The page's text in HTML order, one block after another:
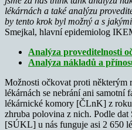
lékárnách a také analýzu
by tento krok byl možný a s
Smejkal, hlavní epidemiolog
Analýza proveditelnosti
Analýza nákladů a
Možnosti očkovat proti některým
lékárnách se nebrání ani samotní
lékárnické komory [ČLnK] z
zhruba polovina z nich. Podle
[SÚKL] u nás funguje asi 2 650